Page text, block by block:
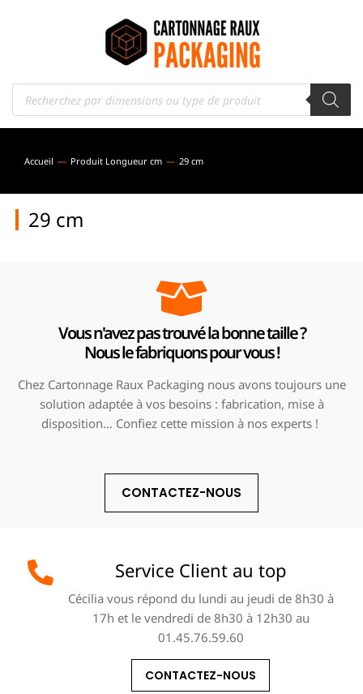
Vous êtes ici :
Accueil Produit Longueur cm 29 cm
29 cm
Vous n'avez pas trouvé la bonne taille ?
Nous le fabriquons pour vous !
Chez Cartonnage Raux Packaging nous avons toujours une
solution adaptée à vos besoins : fabrication, mise à
disposition… Confiez cette mission à nos experts !
CONTACTEZ-NOUS
Service Client au top
Cécilia vous répond du lundi au jeudi de 8h30 à
17h et le vendredi de 8h30 à 12h30 au
01.45.76.59.60
CONTACTEZ-NOUS